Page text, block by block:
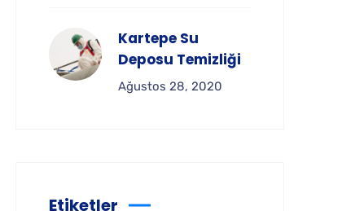
Kartepe Su
Deposu Temizliği
Ağustos 28, 2020
Etiketler